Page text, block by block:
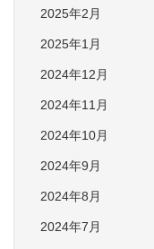
2025年2月
2025年1月
2024年12月
2024年11月
2024年10月
2024年9月
2024年8月
2024年7月